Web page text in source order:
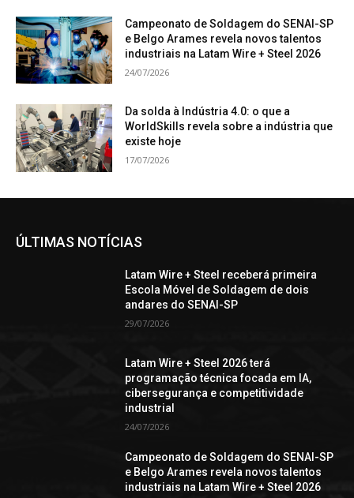
Campeonato de Soldagem do SENAI-SP
e Belgo Arames revela novos talentos
industriais na Latam Wire + Steel 2026
24/07/2026
Da solda à Indústria 4.0: o que a
WorldSkills revela sobre a indústria que
existe hoje
17/07/2026
ÚLTIMAS NOTÍCIAS
Latam Wire + Steel receberá primeira
Escola Móvel de Soldagem de dois
andares do SENAI-SP
29/07/2026
Latam Wire + Steel 2026 terá
programação técnica focada em IA,
cibersegurança e competitividade
industrial
24/07/2026
Campeonato de Soldagem do SENAI-SP
e Belgo Arames revela novos talentos
industriais na Latam Wire + Steel 2026